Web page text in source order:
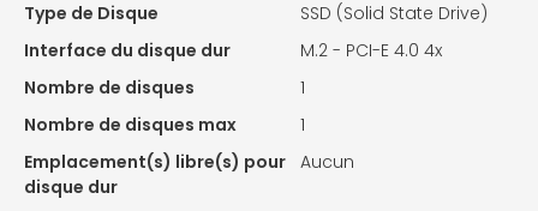
Type de Disque
SSD (Solid State Drive)
Interface du disque dur
M.2 - PCI-E 4.0 4x
Nombre de disques
1
Nombre de disques max
1
Emplacement(s) libre(s) pour
disque dur
Aucun